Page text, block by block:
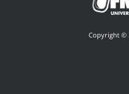
Copyright ©